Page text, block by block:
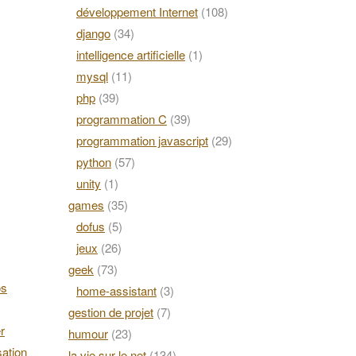
développement Internet (108)
django (34)
intelligence artificielle (1)
mysql (11)
php (39)
programmation C (39)
programmation javascript (29)
python (57)
unity (1)
games (35)
dofus (5)
jeux (26)
geek (73)
home-assistant (3)
gestion de projet (7)
humour (23)